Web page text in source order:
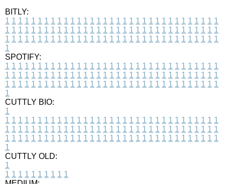
BITLY:
1 1 1 1 1 1 1 1 1 1 1 1 1 1 1 1 1 1 1 1 1 1 1 1 1 1 1 1 1 1 1 1 1
1 1 1 1 1 1 1 1 1 1 1 1 1 1 1 1 1 1 1 1 1 1 1 1 1 1 1 1 1 1 1 1 1
1 1 1 1 1 1 1 1 1 1 1 1 1 1 1 1 1 1 1 1 1 1 1 1 1 1 1 1 1 1 1 1 1
1
SPOTIFY:
1 1 1 1 1 1 1 1 1 1 1 1 1 1 1 1 1 1 1 1 1 1 1 1 1 1 1 1 1 1 1 1 1
1 1 1 1 1 1 1 1 1 1 1 1 1 1 1 1 1 1 1 1 1 1 1 1 1 1 1 1 1 1 1 1 1
1 1 1 1 1 1 1 1 1 1 1 1 1 1 1 1 1 1 1 1 1 1 1 1 1 1 1 1 1 1 1 1 1
1
CUTTLY BIO:
1
1 1 1 1 1 1 1 1 1 1 1 1 1 1 1 1 1 1 1 1 1 1 1 1 1 1 1 1 1 1 1 1 1
1 1 1 1 1 1 1 1 1 1 1 1 1 1 1 1 1 1 1 1 1 1 1 1 1 1 1 1 1 1 1 1 1
1 1 1 1 1 1 1 1 1 1 1 1 1 1 1 1 1 1 1 1 1 1 1 1 1 1 1 1 1 1 1 1 1
1
CUTTLY OLD:
1
1 1 1 1 1 1 1 1 1 1